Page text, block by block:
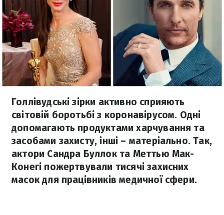
Голлівудські зірки активно сприяють
світовій боротьбі з коронавірусом. Одні
допомагають продуктами харчування та
засобами захисту, інші – матеріально. Так,
актори Сандра Буллок та Меттью Мак-
Конегі пожертвували тисячі захисних
масок для працівників медичної сфери.